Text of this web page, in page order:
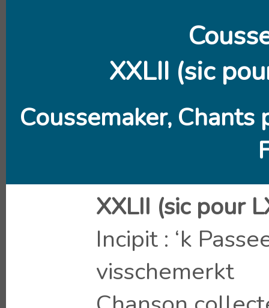
XXLII (sic
Coussemaker,
XXLII (sic pour
Incipit : ‘k
visschemerkt